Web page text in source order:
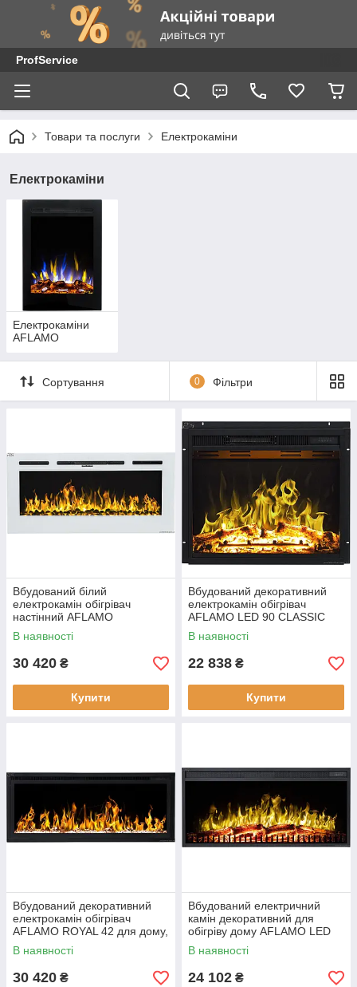
ProfService
Товари та послуги Електрокаміни
Електрокаміни
Електрокаміни
AFLAMO
Сортування 0 Фільтри
Вбудований білий
електрокамін обігрівач
настінний AFLAMO
MAJESTIC 45 WHITE для
дому, з пультом управління
В наявності
30 420 ₴
Купити
Вбудований декоративний
електрокамін обігрівач
AFLAMO LED 90 CLASSIC
електрична вставка для дому
В наявності
22 838 ₴
Купити
Вбудований декоративний
електрокамін обігрівач
AFLAMO ROYAL 42 для дому,
з пультом управління
В наявності
30 420 ₴
Вбудований електричний
камін декоративний для
обігріву дому AFLAMO LED
100 CLASSIC електрична
вставка
В наявності
24 102 ₴